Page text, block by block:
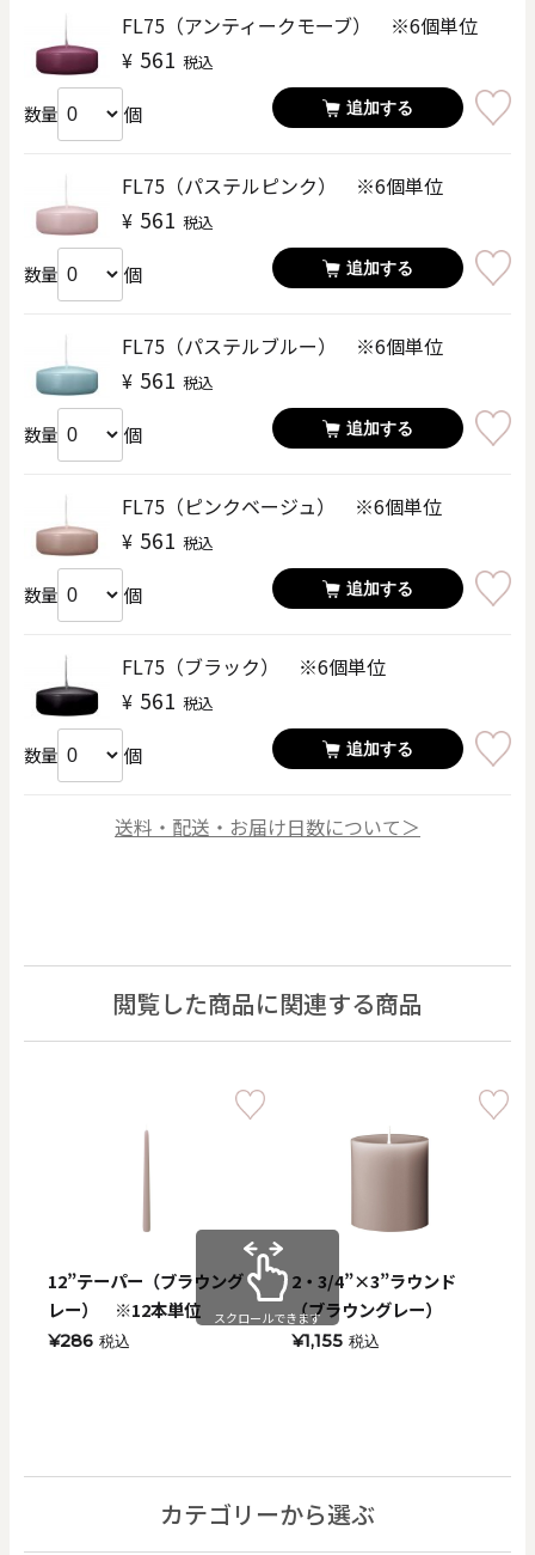
FL75（アンティークモーブ） ※6個単位
¥ 561 税込
数量 個 追加する
FL75（パステルピンク） ※6個単位
¥ 561 税込
数量 個 追加する
FL75（パステルブルー） ※6個単位
¥ 561 税込
数量 個 追加する
FL75（ピンクベージュ） ※6個単位
¥ 561 税込
数量 個 追加する
FL75（ブラック） ※6個単位
¥ 561 税込
数量 個 追加する
送料・配送・お届け日数について＞
閲覧した商品に関連する商品
12”テーパー（ブラウング
レー） ※12本単位
¥286 税込
2・3/4”×3”ラウンド
（ブラウングレー）
¥1,155 税込
スクロールできます
カテゴリーから選ぶ